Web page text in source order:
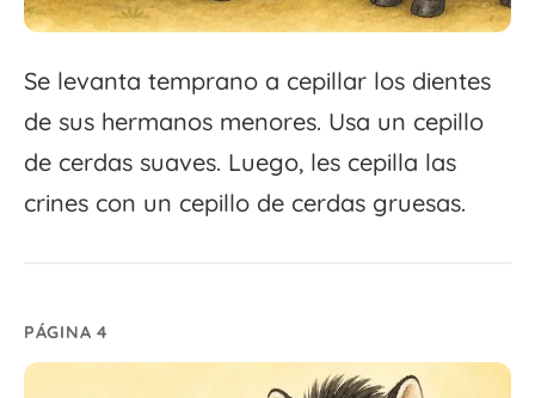
Se levanta temprano a cepillar los dientes
de sus hermanos menores. Usa un cepillo
de cerdas suaves. Luego, les cepilla las
crines con un cepillo de cerdas gruesas.
PÁGINA 4